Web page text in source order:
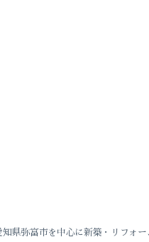
知県弥富市を中心に新築・リフォ